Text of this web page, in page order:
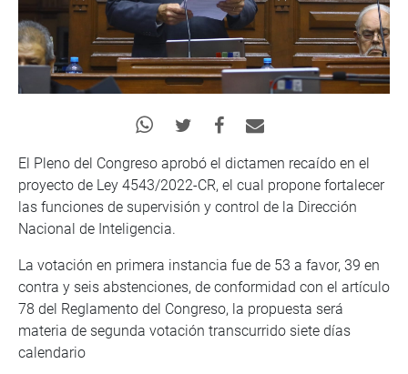
El Pleno del Congreso aprobó el dictamen recaído en el
proyecto de Ley 4543/2022-CR, el cual propone fortalecer
las funciones de supervisión y control de la Dirección
Nacional de Inteligencia.
La votación en primera instancia fue de 53 a favor, 39 en
contra y seis abstenciones, de conformidad con el artículo
78 del Reglamento del Congreso, la propuesta será
materia de segunda votación transcurrido siete días
calendario